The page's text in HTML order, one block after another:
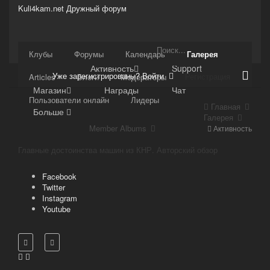
Kuli4kam.net Дружный форум
Сайт
Клубы Форумы Календарь
Галерея
Articles
Блоги
Модераторы
Пользователи онлайн
Лидеры
Активность
Support
Магазин
Награды
Чат
Больше
Уже зарегистрированы? Войти Регистрация
Активность
Главная
Галерея
Member Albums
Facebook
Twitter
Instagram
Youtube